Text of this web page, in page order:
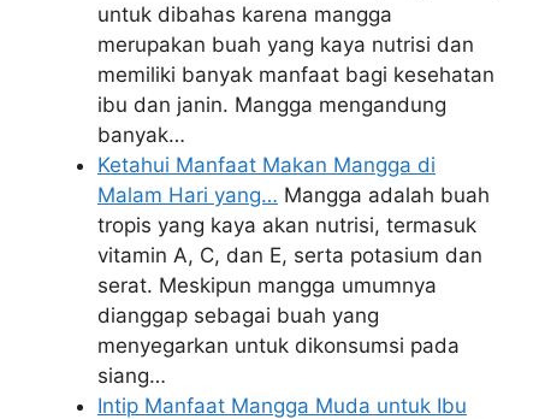
untuk dibahas karena mangga
merupakan buah yang kaya nutrisi dan
memiliki banyak manfaat bagi kesehatan
ibu dan janin. Mangga mengandung
banyak…
Ketahui Manfaat Makan Mangga di
Malam Hari yang… Mangga adalah buah
tropis yang kaya akan nutrisi, termasuk
vitamin A, C, dan E, serta potasium dan
serat. Meskipun mangga umumnya
dianggap sebagai buah yang
menyegarkan untuk dikonsumsi pada
siang…
Intip Manfaat Mangga Muda untuk Ibu